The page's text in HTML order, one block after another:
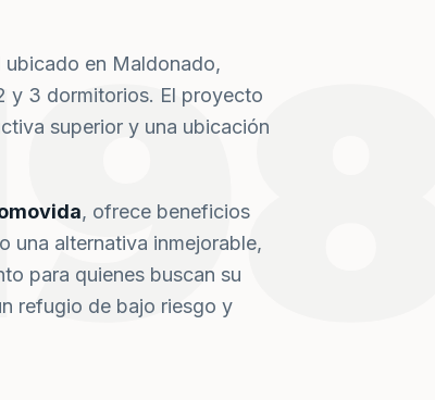
ubicado en Maldonado,
y 3 dormitorios. El proyecto
superior y una ubicación
, ofrece beneficios
una alternativa inmejorable,
para quienes buscan su
refugio de bajo riesgo y